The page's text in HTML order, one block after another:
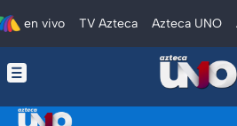
en vivo TV Azteca Azteca UNO